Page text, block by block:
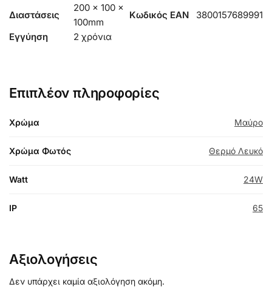
Διαστάσεις
200 x 100 x
100mm
Κωδικός EAN
3800157689991
Εγγύηση
2 χρόνια
Επιπλέον πληροφορίες
Χρώμα Μαύρο
Χρώμα Φωτός Θερμό Λευκό
Watt 24W
IP 65
Αξιολογήσεις
Δεν υπάρχει καμία αξιολόγηση ακόμη.